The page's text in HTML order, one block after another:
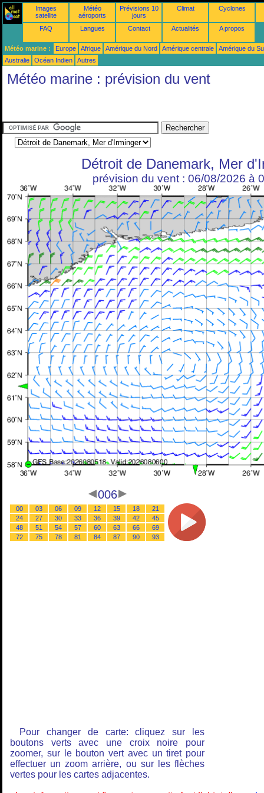
Images
satellite
Météo
aéroports
Prévisions 10
jours
Climat Cyclones
FAQ Langues Contact Actualités A propos
Météo marine : Europe Afrique Amérique du Nord Amérique centrale
Amérique du
Australie
Océan Indien Autres
Météo marine : prévision du vent
Détroit de Danemark, Mer
prévision du vent : 06/08/2026 à
006
00 03 06 09 12 15 18
21
24
27 30 33 36 39 42
45
48
51 54 57 60 63 66
69
72
75 78 81 84 87 90 93
Pour changer de carte: cliquez sur les
boutons verts avec une croix noire pour
zoomer, sur le bouton vert avec un tiret pour
effectuer un zoom arrière, ou sur les flèches
vertes pour les cartes adjacentes.